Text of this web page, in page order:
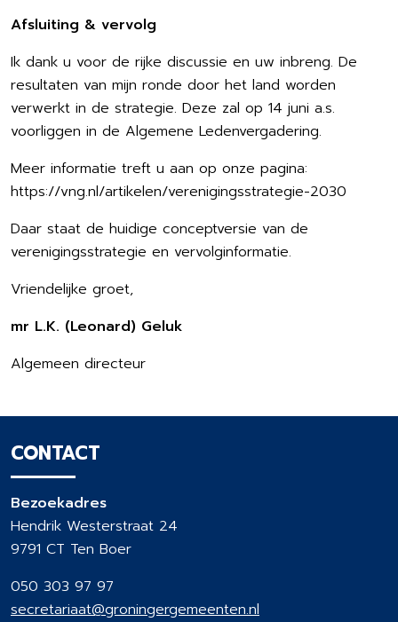
Afsluiting & vervolg
Ik dank u voor de rijke discussie en uw inbreng. De
resultaten van mijn ronde door het land worden
verwerkt in de strategie. Deze zal op 14 juni a.s.
voorliggen in de Algemene Ledenvergadering.
Meer informatie treft u aan op onze pagina:
https://vng.nl/artikelen/verenigingsstrategie-2030
Daar staat de huidige conceptversie van de
verenigingsstrategie en vervolginformatie.
Vriendelijke groet,
mr L.K. (Leonard) Geluk
Algemeen directeur
CONTACT
Bezoekadres
Hendrik Westerstraat 24
9791 CT Ten Boer
050 303 97 97
secretariaat@groningergemeenten.nl